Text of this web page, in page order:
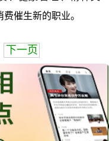
催生新的职业。
下一页